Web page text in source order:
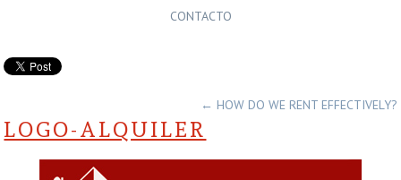
CONTACTO
← HOW DO WE RENT EFFECTIVELY?
LOGO-ALQUILER